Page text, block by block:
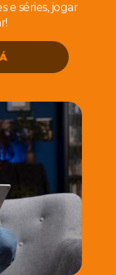
e séries, jogar